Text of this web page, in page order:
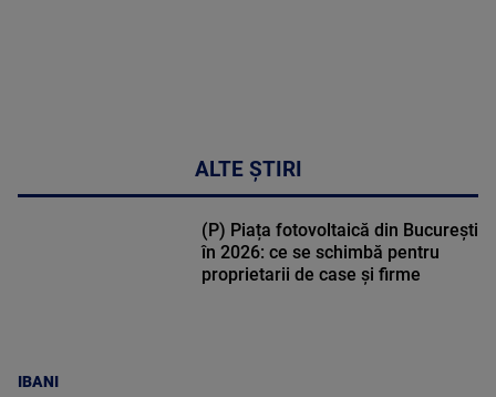
ALTE ȘTIRI
IBANI
(P) Piața fotovoltaică din București
în 2026: ce se schimbă pentru
proprietarii de case și firme